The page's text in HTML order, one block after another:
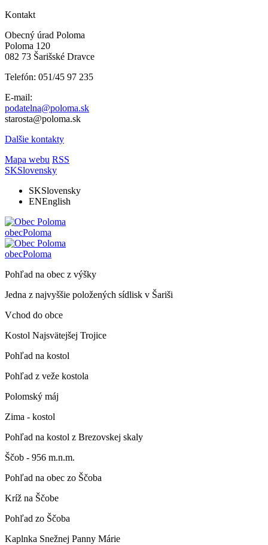
Kontakt
Obecný úrad Poloma
Poloma 120
082 73 Šarišské Dravce
Telefón: 051/45 97 235
E-mail:
podatelna@poloma.sk
starosta@poloma.sk
Dalšie kontakty
Mapa webu RSS
SKSlovensky
SKSlovensky
ENEnglish
obecPoloma
obecPoloma
Pohľad na obec z výšky
Jedna z najvyššie položených sídlisk v Šariši
Vchod do obce
Kostol Najsvätejšej Trojice
Pohľad na kostol
Pohľad z veže kostola
Polomský máj
Zima - kostol
Pohľad na kostol z Brezovskej skaly
Ščob - 956 m.n.m.
Pohľad na obec zo Ščoba
Kríž na Ščobe
Pohľad zo Ščoba
Kaplnka Snežnej Panny Márie